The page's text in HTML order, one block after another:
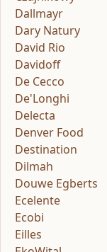
Dallmayr
Dary Natury
David Rio
Davidoff
De Cecco
De'Longhi
Delecta
Denver Food
Destination
Dilmah
Douwe Egberts
Ecelente
Ecobi
Eilles